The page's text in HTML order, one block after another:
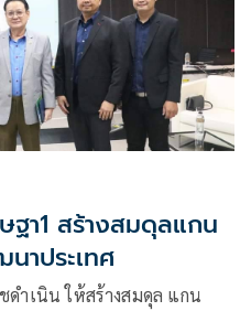
ฐา1 สร้างสมดุลแกน
าประเทศ
ดำเนิน ให้สร้างสมดุล แกน